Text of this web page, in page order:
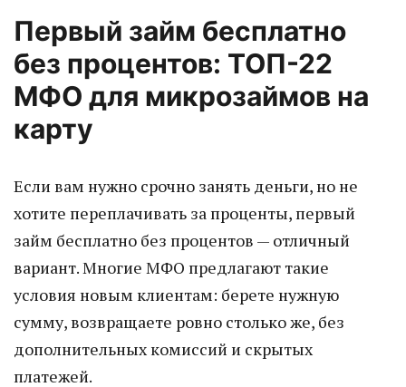
Первый займ бесплатно
без процентов: ТОП-22
МФО для микрозаймов на
карту
Если вам нужно срочно занять деньги, но не
хотите переплачивать за проценты, первый
займ бесплатно без процентов — отличный
вариант. Многие МФО предлагают такие
условия новым клиентам: берете нужную
сумму, возвращаете ровно столько же, без
дополнительных комиссий и скрытых
платежей.